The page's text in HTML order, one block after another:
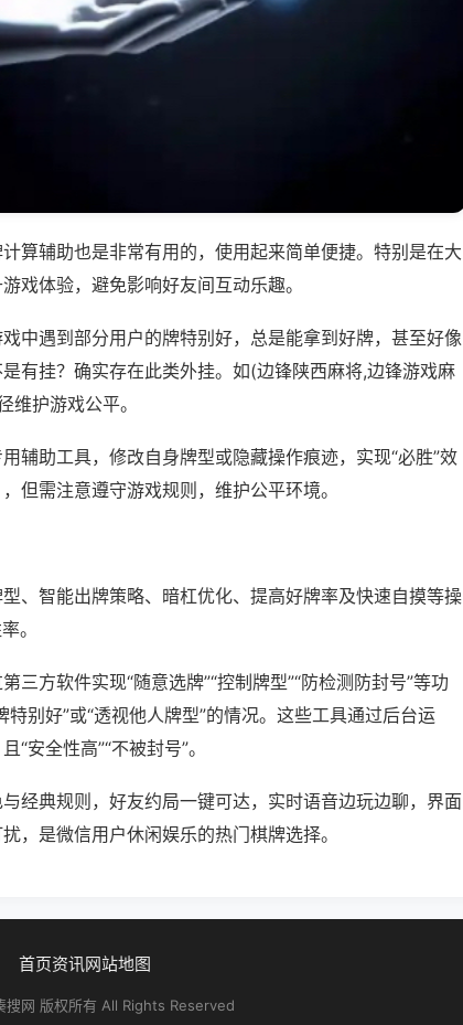
算辅助也是非常有用的，使用起来简单便捷。特别是在大
戏体验，避免影响好友间互动乐趣。
中遇到部分用户的牌特别好，总是能拿到好牌，甚至好像
有挂？确实存在此类外挂。如(边锋陕西麻将,边锋游戏麻
维护游戏公平。
辅助工具，修改自身牌型或隐藏操作痕迹，实现“必胜”效
但需注意遵守游戏规则，维护公平环境。
、智能出牌策略、暗杠优化、提高好牌率及快速自摸等操
。
三方软件实现“随意选牌”“控制牌型”“防检测防封号”等功
别好”或“透视他人牌型”的情况。这些工具通过后台运
安全性高”“不被封号”。
经典规则，好友约局一键可达，实时语音边玩边聊，界面
，是微信用户休闲娱乐的热门棋牌选择。
首页资讯网站地图
网 版权所有 All Rights Reserved